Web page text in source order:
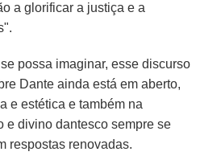
a glorificar a justiça e a
possa imaginar, esse discurso
Dante ainda está em aberto,
e estética e também na
e divino dantesco sempre se
respostas renovadas.